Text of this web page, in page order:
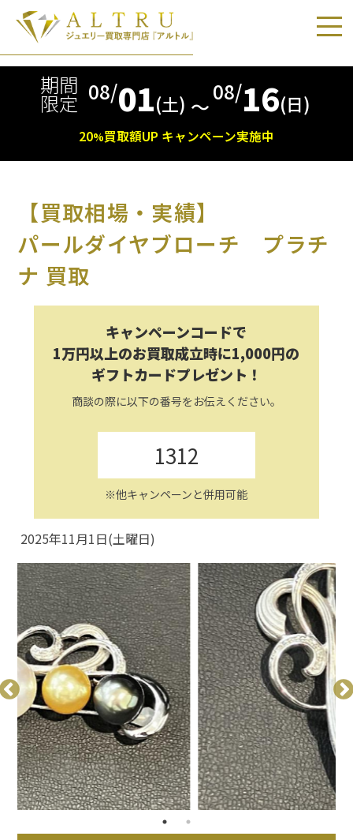
期間
限定 08/01(土) 〜
08/16(日)
20%買取額UP キャンペーン実施中
【買取相場・実績】
パールダイヤブローチ プラチ
ナ 買取
キャンペーンコードで
1万円以上のお買取成立時に1,000円の
ギフトカードプレゼント！
商談の際に以下の番号をお伝えください。
1312
※他キャンペーンと併用可能
2025年11月1日(土曜日)